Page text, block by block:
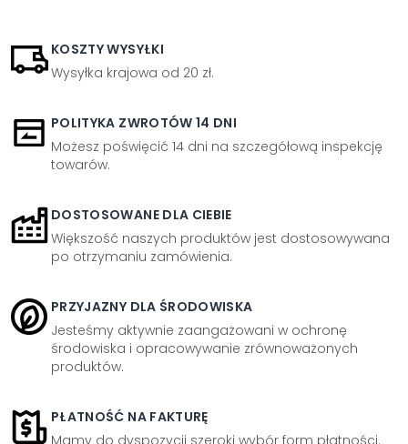
KOSZTY WYSYŁKI
Wysyłka krajowa od 20 zł.
POLITYKA ZWROTÓW 14 DNI
Możesz poświęcić 14 dni na szczegółową inspekcję
towarów.
DOSTOSOWANE DLA CIEBIE
Większość naszych produktów jest dostosowywana
po otrzymaniu zamówienia.
PRZYJAZNY DLA ŚRODOWISKA
Jesteśmy aktywnie zaangażowani w ochronę
środowiska i opracowywanie zrównoważonych
produktów.
PŁATNOŚĆ NA FAKTURĘ
Mamy do dyspozycji szeroki wybór form płatności.